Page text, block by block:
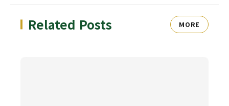
Related Posts MORE